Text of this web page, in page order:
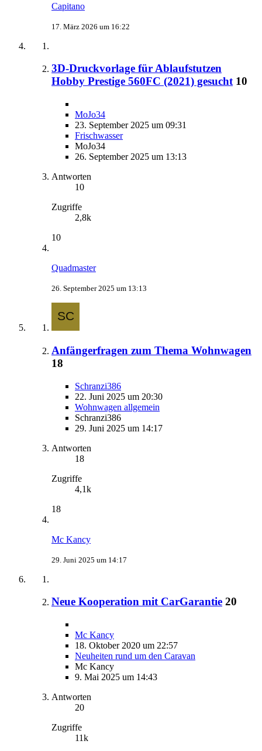
Capitano
17. März 2026 um 16:22
3D-Druckvorlage für Ablaufstutzen
Hobby Prestige 560FC (2021) gesucht 10
MoJo34
23. September 2025 um 09:31
Frischwasser
MoJo34
26. September 2025 um 13:13
Antworten
10
Zugriffe
2,8k
10
Quadmaster
26. September 2025 um 13:13
Anfängerfragen zum Thema Wohnwagen
18
Schranzi386
22. Juni 2025 um 20:30
Wohnwagen allgemein
Schranzi386
29. Juni 2025 um 14:17
Antworten
18
Zugriffe
4,1k
18
Mc Kancy
29. Juni 2025 um 14:17
Neue Kooperation mit CarGarantie 20
Mc Kancy
18. Oktober 2020 um 22:57
Neuheiten rund um den Caravan
Mc Kancy
9. Mai 2025 um 14:43
Antworten
20
Zugriffe
11k